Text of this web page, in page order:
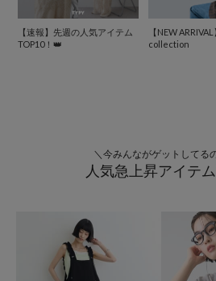
【速報】先週の人気アイテム
TOP10！👑
【NEW
collection
＼今みんながゲットしてる
人気急上昇アイテ